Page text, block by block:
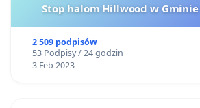
projektem budżetu na naukę na
(którego skutkiem będzie
jednocyfrowy) musi zostać
Stop halom Hillwood w Gminie
2 509 podpisów
53 Podpisy / 24 godzin
3 Feb 2023